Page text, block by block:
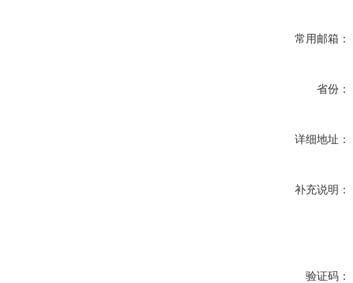
常用邮箱：
省份：
详细地址：
补充说明：
验证码：